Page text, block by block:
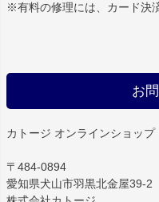
※有料の修理には、カード決
お
カトージ オンラインショップ
〒484-0894
愛知県犬山市羽黒北金屋39-2